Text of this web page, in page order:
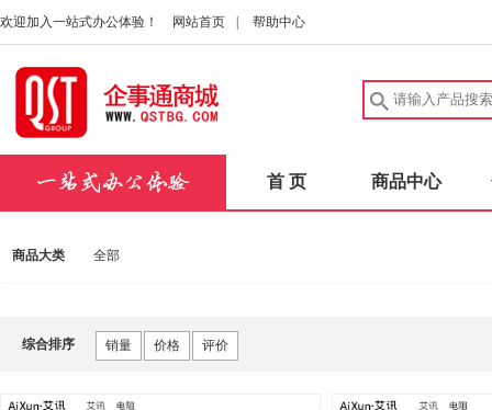
欢迎加入一站式办公体验！ 网站首页 帮助中心
首 页 商品中心
商品大类 全部
综合排序 销量 价格 评价